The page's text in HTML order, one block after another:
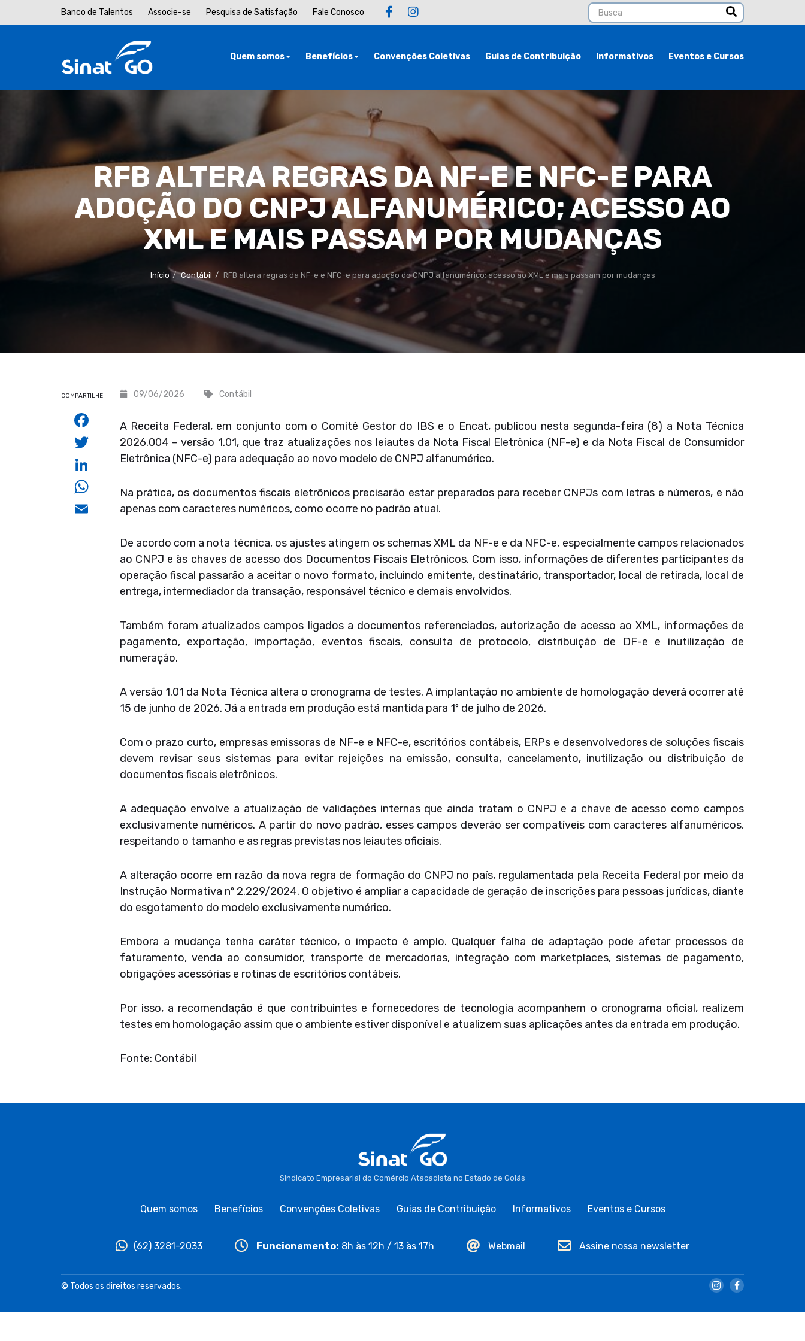
Banco de Talentos Associe-se Pesquisa de Satisfação Fale Conosco
Quem somos Benefícios Convenções Coletivas Guias de Contribuição Informativos Eventos e Cursos
RFB ALTERA REGRAS DA NF-E E NFC-E PARA
ADOÇÃO DO CNPJ ALFANUMÉRICO; ACESSO AO
XML E MAIS PASSAM POR MUDANÇAS
Início Contábil RFB altera regras da NF-e e NFC-e para adoção do CNPJ alfanumérico; acesso ao XML e mais passam por mudanças
09/06/2026 Contábil
A Receita Federal, em conjunto com o Comitê Gestor do IBS e o Encat, publicou nesta segunda-feira (8) a Nota Técnica
2026.004 – versão 1.01, que traz atualizações nos leiautes da Nota Fiscal Eletrônica (NF-e) e da Nota Fiscal de Consumidor
Eletrônica (NFC-e) para adequação ao novo modelo de CNPJ alfanumérico.
Na prática, os documentos fiscais eletrônicos precisarão estar preparados para receber CNPJs com letras e números, e não
apenas com caracteres numéricos, como ocorre no padrão atual.
De acordo com a nota técnica, os ajustes atingem os schemas XML da NF-e e da NFC-e, especialmente campos relacionados
ao CNPJ e às chaves de acesso dos Documentos Fiscais Eletrônicos. Com isso, informações de diferentes participantes da
operação fiscal passarão a aceitar o novo formato, incluindo emitente, destinatário, transportador, local de retirada, local de
entrega, intermediador da transação, responsável técnico e demais envolvidos.
Também foram atualizados campos ligados a documentos referenciados, autorização de acesso ao XML, informações de
pagamento, exportação, importação, eventos fiscais, consulta de protocolo, distribuição de DF-e e inutilização de
numeração.
A versão 1.01 da Nota Técnica altera o cronograma de testes. A implantação no ambiente de homologação deverá ocorrer até
15 de junho de 2026. Já a entrada em produção está mantida para 1º de julho de 2026.
Com o prazo curto, empresas emissoras de NF-e e NFC-e, escritórios contábeis, ERPs e desenvolvedores de soluções fiscais
devem revisar seus sistemas para evitar rejeições na emissão, consulta, cancelamento, inutilização ou distribuição de
documentos fiscais eletrônicos.
A adequação envolve a atualização de validações internas que ainda tratam o CNPJ e a chave de acesso como campos
exclusivamente numéricos. A partir do novo padrão, esses campos deverão ser compatíveis com caracteres alfanuméricos,
respeitando o tamanho e as regras previstas nos leiautes oficiais.
A alteração ocorre em razão da nova regra de formação do CNPJ no país, regulamentada pela Receita Federal por meio da
Instrução Normativa nº 2.229/2024. O objetivo é ampliar a capacidade de geração de inscrições para pessoas jurídicas, diante
do esgotamento do modelo exclusivamente numérico.
Embora a mudança tenha caráter técnico, o impacto é amplo. Qualquer falha de adaptação pode afetar processos de
faturamento, venda ao consumidor, transporte de mercadorias, integração com marketplaces, sistemas de pagamento,
obrigações acessórias e rotinas de escritórios contábeis.
Por isso, a recomendação é que contribuintes e fornecedores de tecnologia acompanhem o cronograma oficial, realizem
testes em homologação assim que o ambiente estiver disponível e atualizem suas aplicações antes da entrada em produção.
Fonte: Contábil
COMPARTILHE
Facebook
Twitter
LinkedIn
WhatsApp
Email
Sindicato Empresarial do Comércio Atacadista no Estado de Goiás
Quem somos Benefícios Convenções Coletivas Guias de Contribuição Informativos Eventos e Cursos
(62) 3281-2033 Funcionamento: 8h às 12h / 13 às 17h Webmail Assine nossa newsletter
© Todos os direitos reservados.